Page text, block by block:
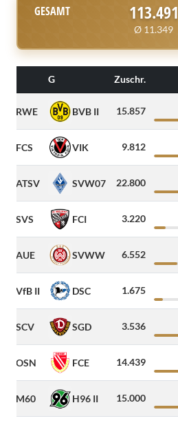
GESAMT 113.491
Ø 11.349
G Zuschr.
RWE BVB II 15.857
FCS VIK 9.812
ATSV SVW07 22.800
SVS FCI 3.220
AUE SVWW 6.552
VfB II DSC 1.675
SCV SGD 3.536
OSN FCE 14.439
M60 H96 II 15.000